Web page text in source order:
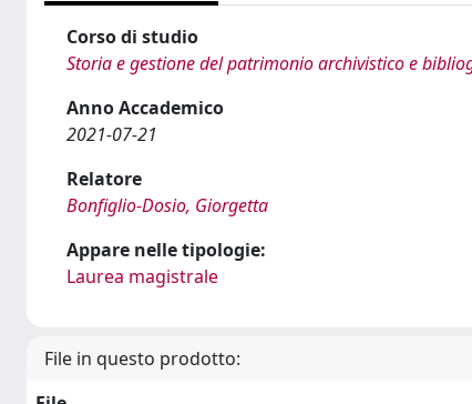
Corso di studio
Storia e gestione del patrimonio archivistico e
Anno Accademico
2021-07-21
Relatore
Bonfiglio-Dosio, Giorgetta
Appare nelle tipologie:
Laurea magistrale
File in questo prodotto: